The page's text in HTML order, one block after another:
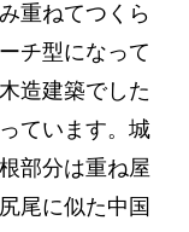
重ねてつくら
チ型になって
造建築でした
ています。城
部分は重ね屋
尾に似た中国